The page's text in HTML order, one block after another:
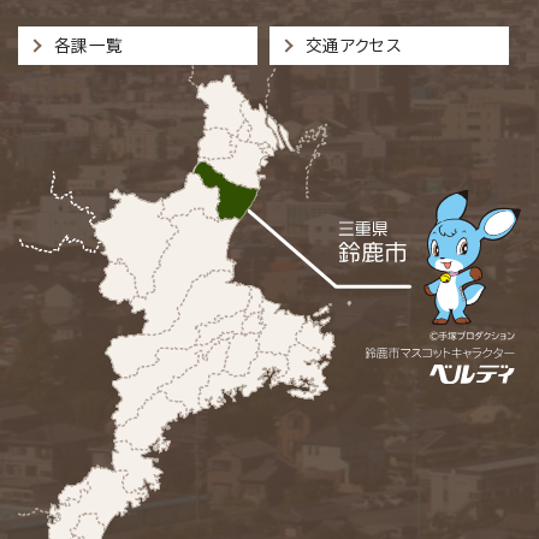
各課一覧 交通アクセス